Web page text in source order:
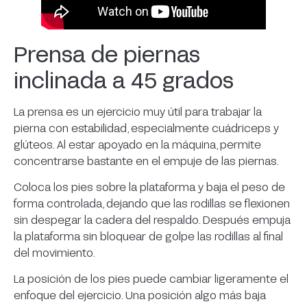
Prensa de piernas
inclinada a 45 grados
La prensa es un ejercicio muy útil para trabajar la
pierna con estabilidad, especialmente cuádriceps y
glúteos. Al estar apoyado en la máquina, permite
concentrarse bastante en el empuje de las piernas.
Coloca los pies sobre la plataforma y baja el peso de
forma controlada, dejando que las rodillas se flexionen
sin despegar la cadera del respaldo. Después empuja
la plataforma sin bloquear de golpe las rodillas al final
del movimiento.
La posición de los pies puede cambiar ligeramente el
enfoque del ejercicio. Una posición algo más baja